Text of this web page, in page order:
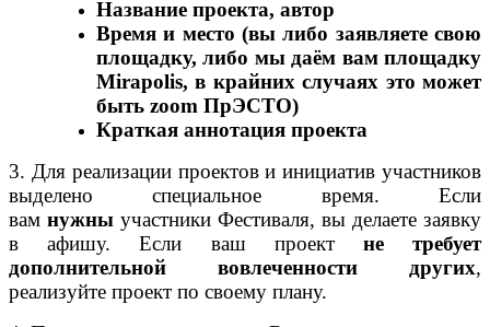
Название проекта, автор
Время и место (вы либо заявляете свою
площадку, либо мы даём вам площадку
Mirapolis, в крайних случаях это может
быть zoom ПрЭСТО)
Краткая аннотация проекта
3. Для реализации проектов и инициатив участников
выделено специальное время. Если
вам нужны участники Фестиваля, вы делаете заявку
в афишу. Если ваш проект не требует
дополнительной вовлеченности других,
реализуйте проект по своему плану.